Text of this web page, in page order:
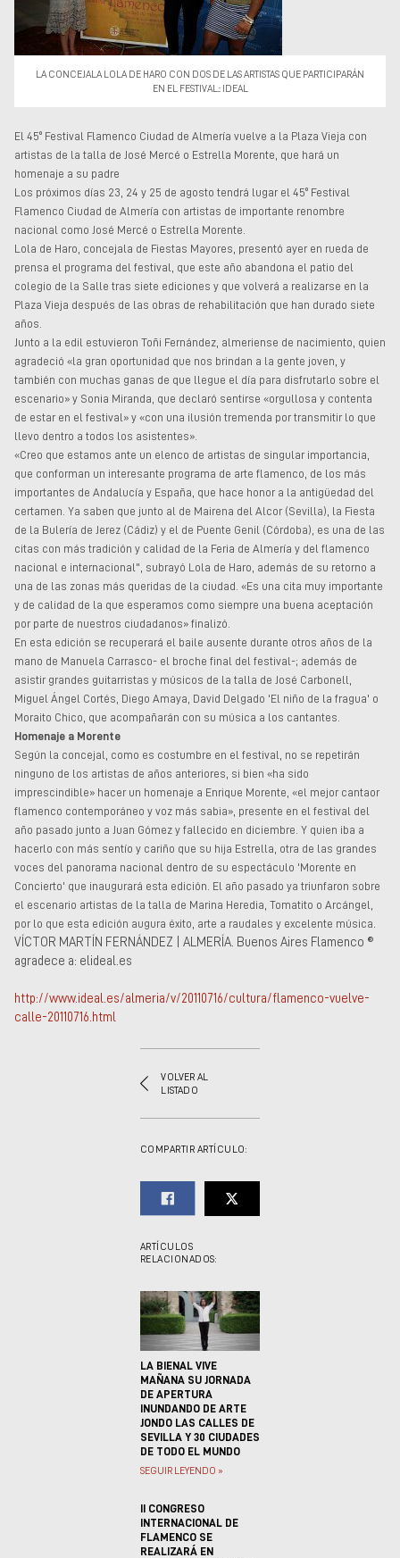
culturales
Teatros y salas
Festivales
LA CONCEJALA LOLA DE HARO CON DOS DE LAS ARTISTAS QUE PARTICIPARÁN
EN EL FESTIVAL.:: IDEAL
El 45º Festival Flamenco Ciudad de Almería vuelve a la Plaza Vieja con
artistas de la talla de José Mercé o Estrella Morente, que hará un
homenaje a su padre
Los próximos días 23, 24 y 25 de agosto tendrá lugar el 45º Festival
Flamenco Ciudad de Almería con artistas de importante renombre
nacional como José Mercé o Estrella Morente.
Lola de Haro, concejala de Fiestas Mayores, presentó ayer en rueda de
prensa el programa del festival, que este año abandona el patio del
colegio de la Salle tras siete ediciones y que volverá a realizarse en la
Plaza Vieja después de las obras de rehabilitación que han durado siete
años.
Junto a la edil estuvieron Toñi Fernández, almeriense de nacimiento, quien
agradeció «la gran oportunidad que nos brindan a la gente joven, y
también con muchas ganas de que llegue el día para disfrutarlo sobre el
escenario» y Sonia Miranda, que declaró sentirse «orgullosa y contenta
de estar en el festival» y «con una ilusión tremenda por transmitir lo que
llevo dentro a todos los asistentes».
«Creo que estamos ante un elenco de artistas de singular importancia,
que conforman un interesante programa de arte flamenco, de los más
importantes de Andalucía y España, que hace honor a la antigüedad del
certamen. Ya saben que junto al de Mairena del Alcor (Sevilla), la Fiesta
de la Bulería de Jerez (Cádiz) y el de Puente Genil (Córdoba), es una de las
citas con más tradición y calidad de la Feria de Almería y del flamenco
nacional e internacional", subrayó Lola de Haro, además de su retorno a
una de las zonas más queridas de la ciudad. «Es una cita muy importante
y de calidad de la que esperamos como siempre una buena aceptación
por parte de nuestros ciudadanos» finalizó.
En esta edición se recuperará el baile ausente durante otros años de la
mano de Manuela Carrasco- el broche final del festival-; además de
asistir grandes guitarristas y músicos de la talla de José Carbonell,
Miguel Ángel Cortés, Diego Amaya, David Delgado 'El niño de la fragua' o
Moraito Chico, que acompañarán con su música a los cantantes.
Homenaje a Morente
Según la concejal, como es costumbre en el festival, no se repetirán
ninguno de los artistas de años anteriores, si bien «ha sido
imprescindible» hacer un homenaje a Enrique Morente, «el mejor cantaor
flamenco contemporáneo y voz más sabia», presente en el festival del
año pasado junto a Juan Gómez y fallecido en diciembre. Y quien iba a
hacerlo con más sentío y cariño que su hija Estrella, otra de las grandes
voces del panorama nacional dentro de su espectáculo 'Morente en
Concierto' que inaugurará esta edición. El año pasado ya triunfaron sobre
el escenario artistas de la talla de Marina Heredia, Tomatito o Arcángel,
por lo que esta edición augura éxito, arte a raudales y excelente música
VÍCTOR MARTÍN FERNÁNDEZ | ALMERÍA. Buenos Aires Flamenco ®
agradece a: elideal.es
http://www.ideal.es/almeria/v/20110716/cultura/flamenco-vuelve-
calle-20110716.html
VOLVER AL
LISTADO
COMPARTIR ARTÍCULO:
ARTÍCULOS
RELACIONADOS:
LA BIENAL VIVE
MAÑANA SU JORNADA
DE APERTURA
INUNDANDO DE ARTE
JONDO LAS CALLES DE
SEVILLA Y 30 CIUDADES
DE TODO EL MUNDO
SEGUIR LEYENDO »
II CONGRESO
INTERNACIONAL DE
FLAMENCO SE
REALIZARÁ EN